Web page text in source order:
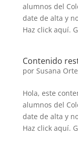
alumnos del
date de alta y
Haz click aquí.
Contenido
por Susana
Hola, este
alumnos del
date de alta y
Haz click aquí.